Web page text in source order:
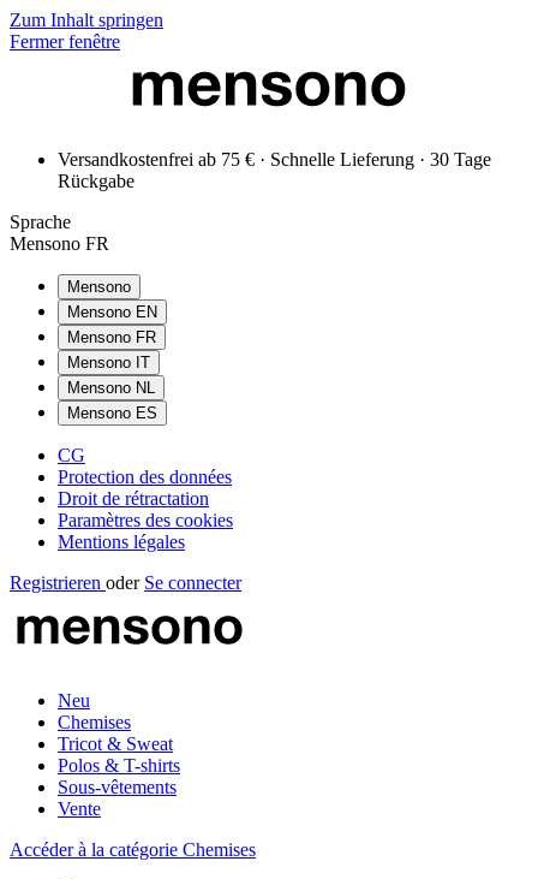
Zum Inhalt springen
Fermer fenêtre
Versandkostenfrei ab 75 € · Schnelle Lieferung · 30 Tage
Rückgabe
Sprache
Mensono FR
Mensono
Mensono EN
Mensono FR
Mensono IT
Mensono NL
Mensono ES
CG
Protection des données
Droit de rétractation
Paramètres des cookies
Mentions légales
Registrieren oder Se connecter
Neu
Chemises
Tricot & Sweat
Polos & T-shirts
Sous-vêtements
Vente
Accéder à la catégorie Chemises